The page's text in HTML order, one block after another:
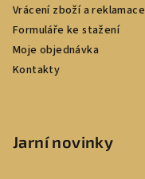
Vrácení zboží a reklamace
Formuláře ke stažení
Moje objednávka
Kontakty
Jarní novinky